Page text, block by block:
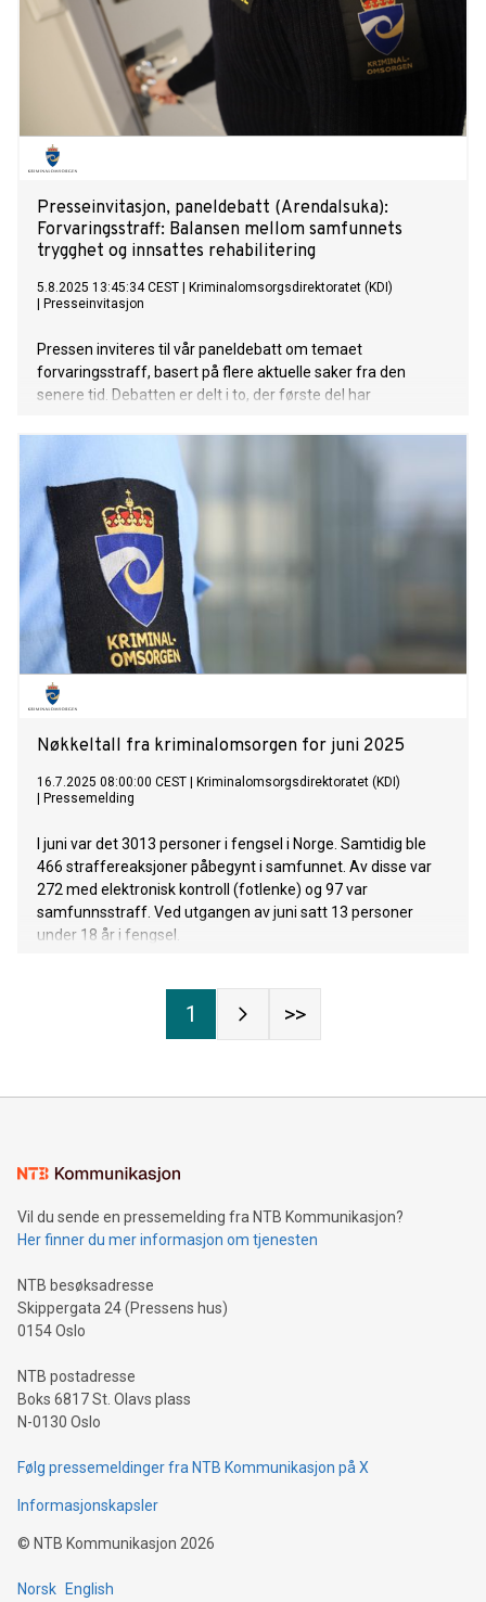
Presseinvitasjon, paneldebatt (Arendalsuka):
Forvaringsstraff: Balansen mellom samfunnets
trygghet og innsattes rehabilitering
5.8.2025 13:45:34 CEST
Kriminalomsorgsdirektoratet (KDI)
Presseinvitasjon
Pressen inviteres til vår paneldebatt om temaet
forvaringsstraff, basert på flere aktuelle saker fra den
senere tid. Debatten er delt i to, der første del har
Riksadvokaten, forsvarerstanden, samt en tidligere
forvaringsdømt. Del to er en politisk debatt mellom partiene
på Stortinget. Leo Ajkic er ordstyrer.
Nøkkeltall fra kriminalomsorgen for juni 2025
16.7.2025 08:00:00 CEST
Kriminalomsorgsdirektoratet (KDI)
Pressemelding
I juni var det 3013 personer i fengsel i Norge. Samtidig ble
466 straffereaksjoner påbegynt i samfunnet. Av disse var
272 med elektronisk kontroll (fotlenke) og 97 var
samfunnsstraff. Ved utgangen av juni satt 13 personer
under 18 år i fengsel.
1 >>
Vil du sende en pressemelding fra NTB Kommunikasjon?
Her finner du mer informasjon om tjenesten
NTB besøksadresse
Skippergata 24 (Pressens hus)
0154 Oslo
NTB postadresse
Boks 6817 St. Olavs plass
N-0130 Oslo
Følg pressemeldinger fra NTB Kommunikasjon på X
Informasjonskapsler
© NTB Kommunikasjon 2026
Norsk English